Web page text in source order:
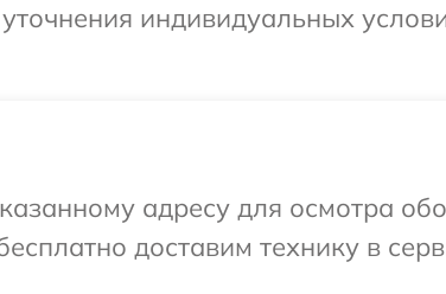
индивидуальных
адресу для осмотра
доставим технику в